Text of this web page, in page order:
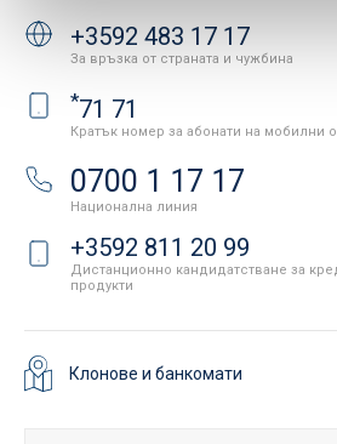
+3592 483 17 17
За връзка от страната и чужбина
*71 71
Кратък номер за абонати на мобилни
0700 1 17 17
Национална линия
+3592 811 20 99
Дистанционно кандидатстване за
продукти
Клонове и банкомати